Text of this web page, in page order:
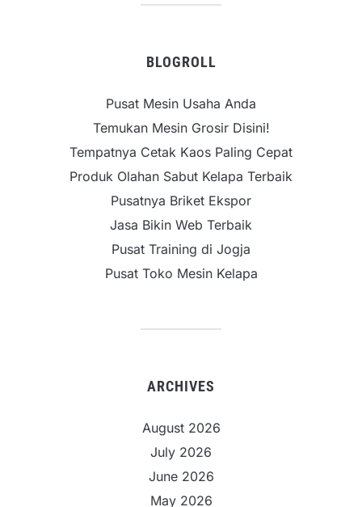
BLOGROLL
Pusat Mesin Usaha Anda
Temukan Mesin Grosir Disini!
Tempatnya Cetak Kaos Paling Cepat
Produk Olahan Sabut Kelapa Terbaik
Pusatnya Briket Ekspor
Jasa Bikin Web Terbaik
Pusat Training di Jogja
Pusat Toko Mesin Kelapa
ARCHIVES
August 2026
July 2026
June 2026
May 2026